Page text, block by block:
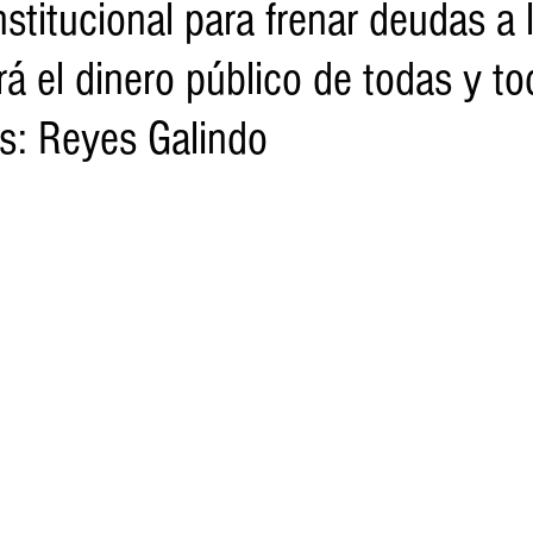
Turismo Sader DIF Mujeres Scop
para frenar deudas a
el dinero público de todas y
Reyes Galindo